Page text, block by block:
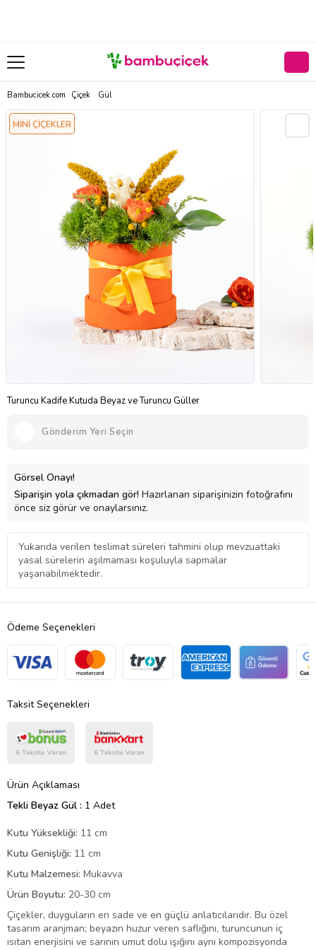
Bambucicek.com Çiçek Gül
MİNİ ÇİÇEKLER
Turuncu Kadife Kutuda Beyaz ve Turuncu Güller
Gönderim Yeri Seçin
Görsel Onayı!
Siparişin yola çıkmadan gör! Hazırlanan siparişinizin fotoğrafını
önce siz görür ve onaylarsınız.
Yukarıda verilen teslimat süreleri tahmini olup mevzuattaki
yasal sürelerin aşılmaması koşuluyla sapmalar
yaşanabilmektedir.
Ödeme Seçenekleri
Taksit Seçenekleri
Ürün Açıklaması
Tekli Beyaz Gül : 1 Adet
Kutu Yüksekliği: 11 cm
Kutu Genişliği: 11 cm
Kutu Malzemesi: Mukavva
Ürün Boyutu: 20-30 cm
Çiçekler, duyguların en sade ve en güçlü anlatıcılarıdır. Bu özel
tasarım aranjman; beyazın huzur veren saflığını, turuncunun iç
ısıtan enerjisini ve sarının umut dolu ışığını aynı kompozisyonda